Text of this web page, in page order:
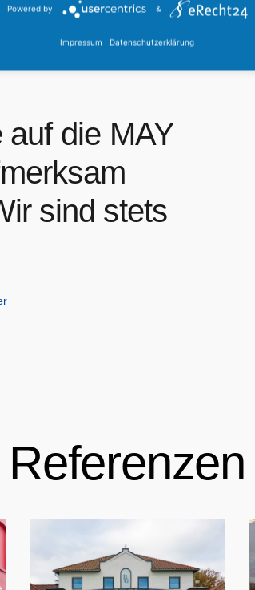
die MAY
sind stets
Referenzen
Powered by &
Impressum Datenschutzerklärung